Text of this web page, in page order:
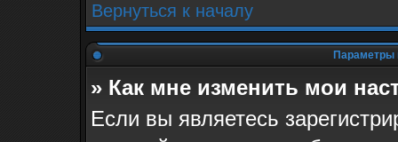
Вернуться к началу
Параметры
» Как мне изменить мои
Если вы являетесь